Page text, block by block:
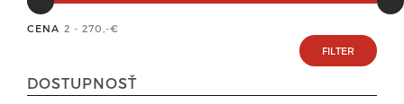
CENA 2 - 270 ,-€
DOSTUPNOSŤ